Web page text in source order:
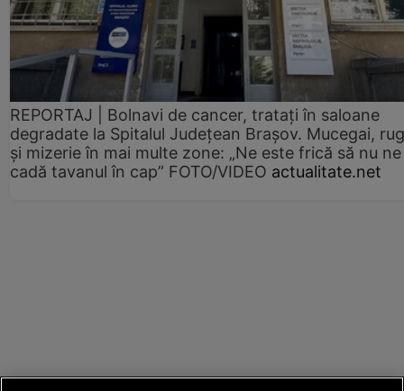
REPORTAJ | Bolnavi de cancer, tratați în saloane
degradate la Spitalul Județean Brașov. Mucegai,
și mizerie în mai multe zone: „Ne este frică să nu ne
cadă tavanul în cap” FOTO/VIDEO actualitate.net